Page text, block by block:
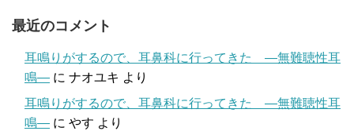
最近のコメント
耳鳴りがするので、耳鼻科に行ってきた ―無難聴性耳
鳴― に ナオユキ より
耳鳴りがするので、耳鼻科に行ってきた ―無難聴性耳
鳴― に やす より